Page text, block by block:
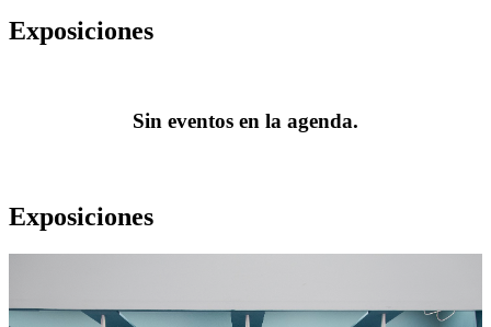
Exposiciones
Sin eventos en la agenda.
Exposiciones